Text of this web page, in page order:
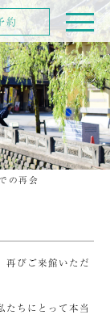
の再会
再びご来館いただ
たちにとって本当
約